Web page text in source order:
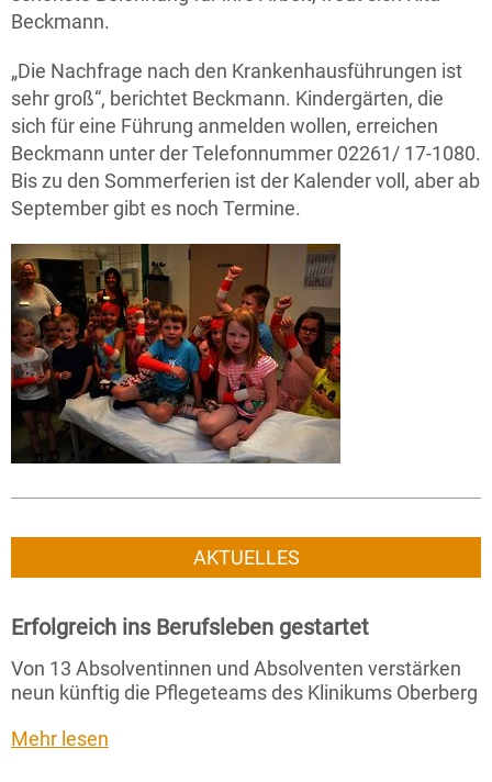
Beckmann.
„Die Nachfrage nach den Krankenhausführungen ist
sehr groß“, berichtet Beckmann. Kindergärten, die
sich für eine Führung anmelden wollen, erreichen
Beckmann unter der Telefonnummer 02261/ 17-1080.
Bis zu den Sommerferien ist der Kalender voll, aber ab
September gibt es noch Termine.
AKTUELLES
Erfolgreich ins Berufsleben gestartet
Von 13 Absolventinnen und Absolventen verstärken
neun künftig die Pflegeteams des Klinikums Oberberg
Mehr lesen